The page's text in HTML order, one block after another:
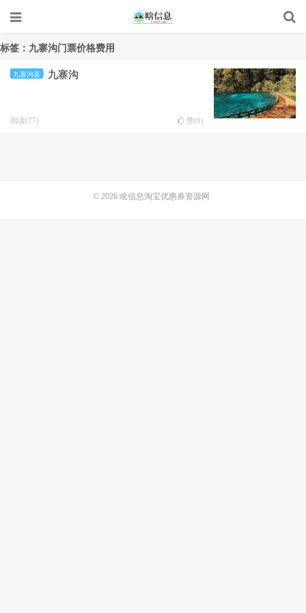
标签：九寨沟门票价格费用
九寨沟县 九寨沟
阅读(77) 赞(0)
© 2026 啥信息淘宝优惠券资源网